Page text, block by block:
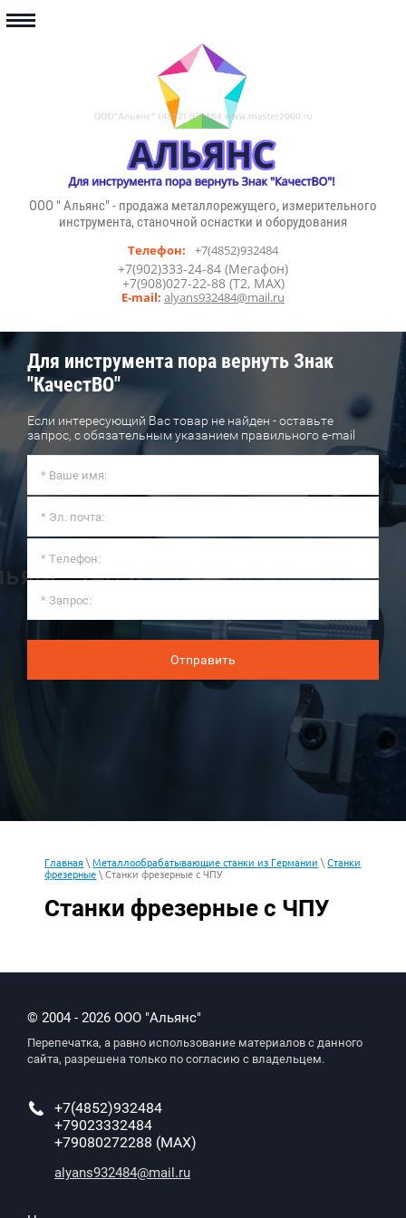
ООО " Альянс" - продажа металлорежущего, измерительного
инструмента, станочной оснастки и оборудования
Телефон:
+7(4852)932484
+7(902)333-24-84 (Мегафон)
+7(908)027-22-88 (T2, MAX)
E-mail: alyans932484@mail.ru
Для инструмента пора вернуть Знак
"КачестВО"
Если интересующий Вас товар не найден - оставьте
запрос, с обязательным указанием правильного e-mail
Отправить
Главная \Металлообрабатывающие станки из Германии \Станки
фрезерные \ Станки фрезерные с ЧПУ
Станки фрезерные с ЧПУ
© 2004 - 2026 ООО "Альянс"
Перепечатка, а равно использование материалов с данного
сайта, разрешена только по согласию с владельцем.
+7(4852)932484
+79023332484
+79080272288 (MAX)
alyans932484@mail.ru